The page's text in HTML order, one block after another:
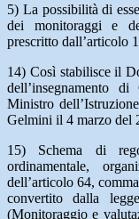
5) La possibilità di
dei monitoraggi e
prescritto dall’articolo
14) Così stabilisce il
dell’insegnamento
Ministro
Gelmini il 4 marzo del
15) Schema di
ordinamentale,
dell’articolo 64,
convertito dalla
(Monitoraggio e